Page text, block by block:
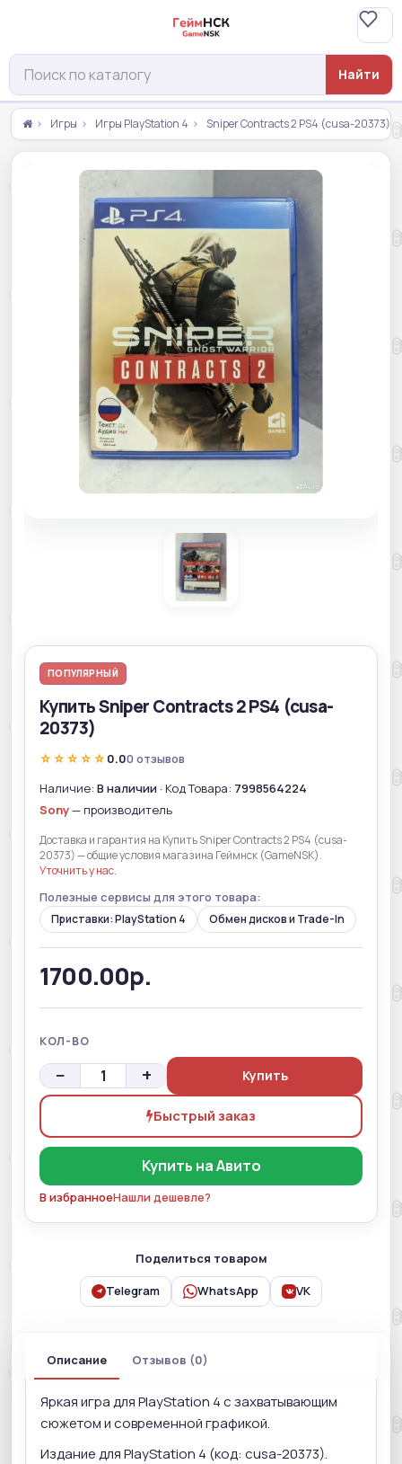
Найти
Игры Игры PlayStation 4 Sniper Contracts 2 PS4 (cusa-20373)
ПОПУЛЯРНЫЙ
Купить Sniper Contracts 2 PS4 (cusa-
20373)
☆☆☆☆☆ 0.00 отзывов
Наличие: В наличии · Код Товара: 7998564224
Sony— производитель
Доставка и гарантия на Купить Sniper Contracts 2 PS4 (cusa-
20373) — общие условия магазина Геймнск (GameNSK).
Уточнить у нас.
Полезные сервисы для этого товара:
Приставки: PlayStation 4 Обмен дисков и Trade-In
1700.00р.
КОЛ-ВО
− + Купить
Быстрый заказ
Купить на Авито
В избранноеНашли дешевле?
Поделиться товаром
Telegram WhatsApp VK
Описание Отзывов (0)
Яркая игра для PlayStation 4 с захватывающим
сюжетом и современной графикой.
Издание для PlayStation 4 (код: cusa-20373).